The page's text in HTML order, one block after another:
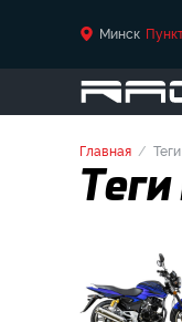
Минск
Главная